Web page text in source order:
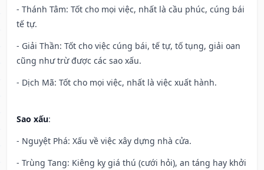
- Thánh Tâm: Tốt cho mọi việc, nhất là cầu phúc, cúng bái
tế tự.
- Giải Thần: Tốt cho việc cúng bái, tế tự, tố tụng, giải oan
cũng như trừ được các sao xấu.
- Dịch Mã: Tốt cho mọi việc, nhất là việc xuất hành.
Sao xấu:
- Nguyệt Phá: Xấu về việc xây dựng nhà cửa.
- Trùng Tang: Kiêng kỵ giá thú (cưới hỏi), an táng hay khởi